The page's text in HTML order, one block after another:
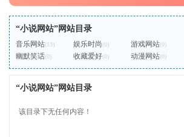
“小说网站”网站目录
音乐网站(13) 娱乐时尚(0) 游戏网站(0)
幽默笑话(0) 收藏爱好(0) 动漫网站(0)
“小说网站”网站目录
该目录下无任何内容！